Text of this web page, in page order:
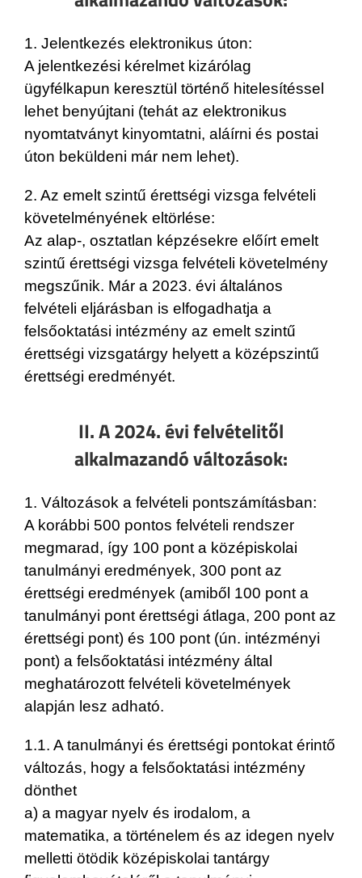
1. Jelentkezés elektronikus úton:
A jelentkezési kérelmet kizárólag
ügyfélkapun keresztül történő hitelesítéssel
lehet benyújtani (tehát az elektronikus
nyomtatványt kinyomtatni, aláírni és postai
úton beküldeni már nem lehet).
2. Az emelt szintű érettségi vizsga felvételi
követelményének eltörlése:
Az alap-, osztatlan képzésekre előírt emelt
szintű érettségi vizsga felvételi követelmény
megszűnik. Már a 2023. évi általános
felvételi eljárásban is elfogadhatja a
felsőoktatási intézmény az emelt szintű
érettségi vizsgatárgy helyett a középszintű
érettségi eredményét.
II. A 2024. évi felvételitől
alkalmazandó változások:
1. Változások a felvételi pontszámításban:
A korábbi 500 pontos felvételi rendszer
megmarad, így 100 pont a középiskolai
tanulmányi eredmények, 300 pont az
érettségi eredmények (amiből 100 pont a
tanulmányi pont érettségi átlaga, 200 pont az
érettségi pont) és 100 pont (ún. intézményi
pont) a felsőoktatási intézmény által
meghatározott felvételi követelmények
alapján lesz adható.
1.1. A tanulmányi és érettségi pontokat érintő
változás, hogy a felsőoktatási intézmény
dönthet
a) a magyar nyelv és irodalom, a
matematika, a történelem és az idegen nyelv
melletti ötödik középiskolai tantárgy